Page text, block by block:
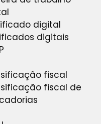
digital
digitais
fiscal
fiscal de